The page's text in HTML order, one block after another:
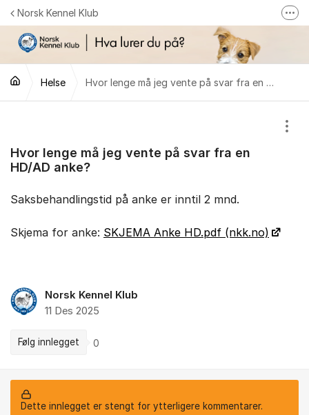
Gå til innhold
Norsk Kennel Klub
Følg oss på Facebook
Følg oss på Instagram
NKK-butikken
Helse Hvor lenge må jeg vente på svar fra en HD/AD anke?
Hvor lenge må jeg vente på svar fra en
HD/AD anke?
Vis/
Saksbehandlingstid på anke er inntil 2 mnd.
Skjema for anke: SKJEMA Anke HD.pdf (nkk.no)
Norsk Kennel Klub
11 Des 2025
Følg innlegget 0
Dette innlegget er stengt for ytterligere kommentarer.